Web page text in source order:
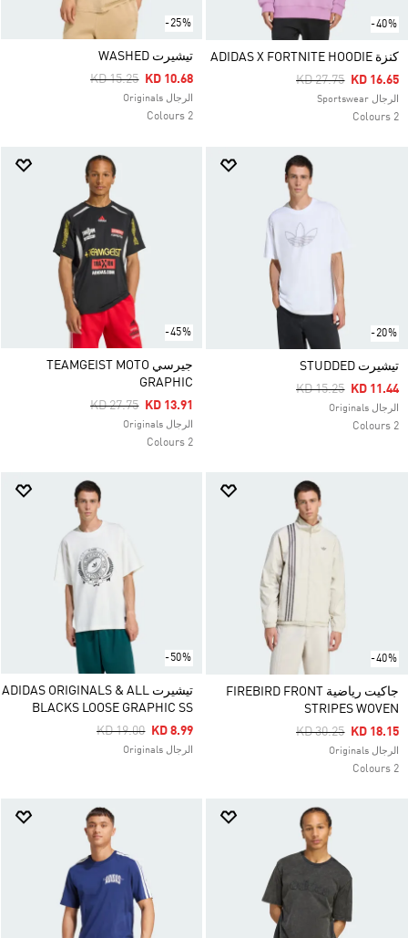
-40%
كنزة ADIDAS X FORTNITE HOODIE
Price Reduced
KD 27.75ToKD 16.65
الرجال Sportswear
2 Colours
-25%
تيشيرت WASHED
Price Reduced From
KD 15.25ToKD 10.68
الرجال Originals
2 Colours
-20%
تيشيرت STUDDED
Price Reduced
KD 15.25ToKD 11.44
الرجال Originals
2 Colours
-45%
جيرسي TEAMGEIST MOTO
GRAPHIC
Price Reduced From
KD 27.75ToKD 13.91
الرجال Originals
2 Colours
-40%
جاكيت رياضية FIREBIRD FRONT
STRIPES WOVEN
Price Reduced
KD 30.25ToKD 18.15
الرجال Originals
2 Colours
-50%
تيشيرت ADIDAS ORIGINALS & ALL
BLACKS LOOSE GRAPHIC SS
Price Reduced From
KD 19.00ToKD 8.99
الرجال Originals